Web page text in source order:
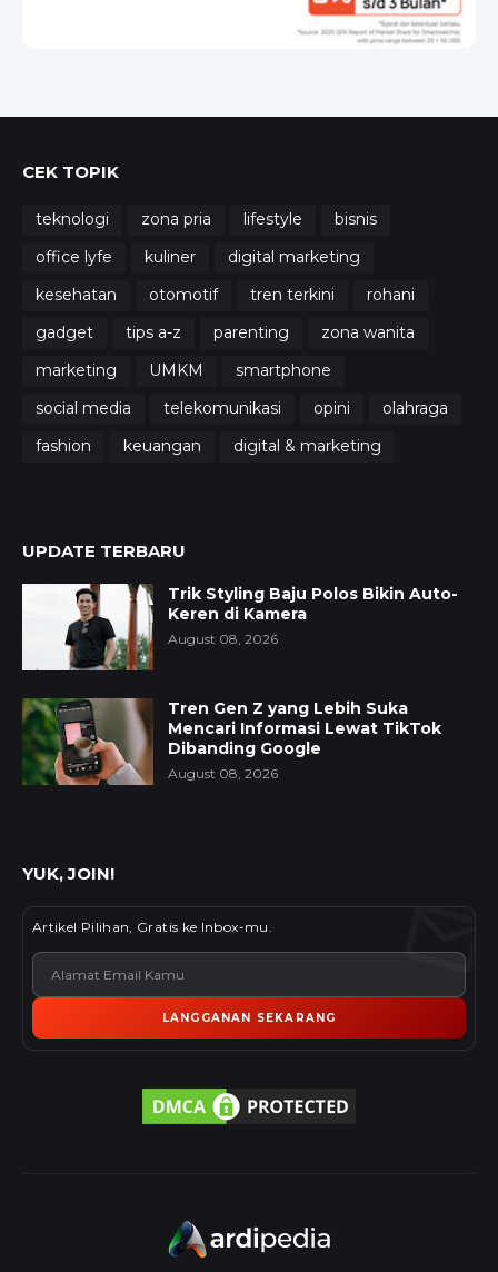
CEK TOPIK
teknologi zona pria lifestyle
bisnis
office lyfe
kuliner
digital marketing
kesehatan
otomotif tren terkini
rohani
gadget
tips a-z parenting
zona wanita
marketing
UMKM
smartphone
social media
telekomunikasi opini
olahraga
fashion
keuangan digital & marketing
UPDATE TERBARU
Trik Styling Baju Polos Bikin Auto-
Keren di Kamera
August 08, 2026
Tren Gen Z yang Lebih Suka
Mencari Informasi Lewat TikTok
Dibanding Google
August 08, 2026
YUK, JOIN!
Artikel Pilihan, Gratis ke Inbox-mu.
LANGGANAN SEKARANG